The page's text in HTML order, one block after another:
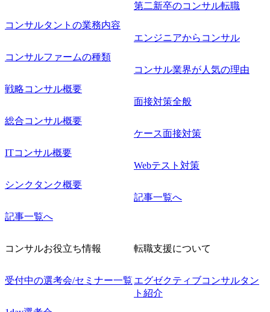
コンサルタントの業務内容
コンサルファームの種類
戦略コンサル概要
総合コンサル概要
ITコンサル概要
シンクタンク概要
記事一覧へ
第二新卒のコンサル転職
エンジニアからコンサル
コンサル業界が人気の理由
面接対策全般
ケース面接対策
Webテスト対策
記事一覧へ
コンサルお役立ち情報
受付中の選考会/セミナー一覧
転職支援について
エグゼクティブコンサルタン
ト紹介